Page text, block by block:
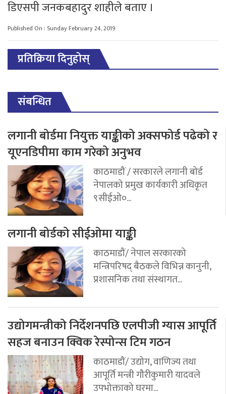
डिएसपी जनकबहादुर शाहीले बताए ।
Published On : Sunday February 24, 2019
प्रतिक्रिया दिनुहोस्
संबन्धित
लगानी बोर्डमा नियुक्त याङ्कीको अक्सफोर्ड पढेको र
यूएनडिपीमा काम गरेको अनुभव
काठमाडौं / सरकारले लगानी बोर्ड
नेपालको प्रमुख कार्यकारी अधिकृत
९सीईओ०...
लगानी बोर्डको सीईओमा याङ्की
काठमाडौं/ नेपाल सरकारको
मन्त्रिपरिषद् बैठकले विभिन्न कानुनी,
प्रशासनिक तथा संस्थागत...
उद्योगमन्त्रीको निर्देशनपछि एलपीजी ग्यास आपूर्ति
सहज बनाउन क्विक रेस्पोन्स टिम गठन
काठमाडौं/ उद्योग, वाणिज्य तथा
आपूर्ति मन्त्री गौरीकुमारी यादवले
उपभोक्ताको घरमा...